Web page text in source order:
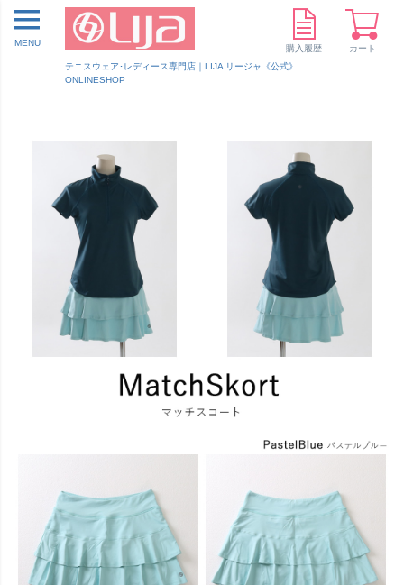
テニスウェア･レディース専門店｜LIJA リージャ《公式》
ONLINESHOP
MENU
購入履歴 カート